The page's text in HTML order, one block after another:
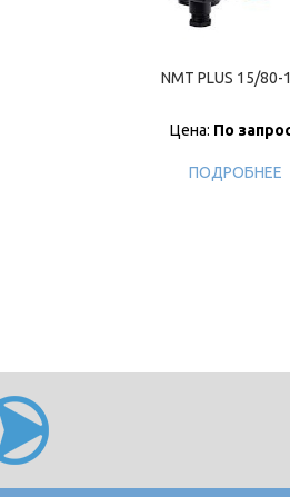
NMT PLUS 15/80-
Цена: По
ПОДРОБНЕЕ